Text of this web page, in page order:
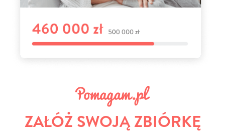
ZAŁÓŻ SWOJĄ ZBIÓRKĘ